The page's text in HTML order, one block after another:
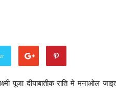
पूजा दीयाबातीक राति मे मनाओल